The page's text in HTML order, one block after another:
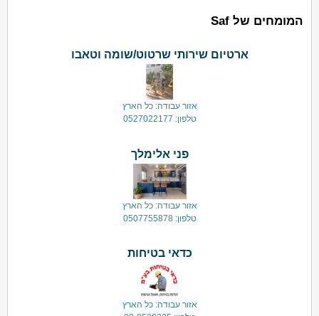
המומחים של Saf
ארטיום שירותי שרטוט/שומה וטאבו
אזור עבודה: כל הארץ
טלפון: 0527022177
פני אלימלך
אזור עבודה: כל הארץ
טלפון: 0507755878
כדאי בטיחות
אזור עבודה: כל הארץ